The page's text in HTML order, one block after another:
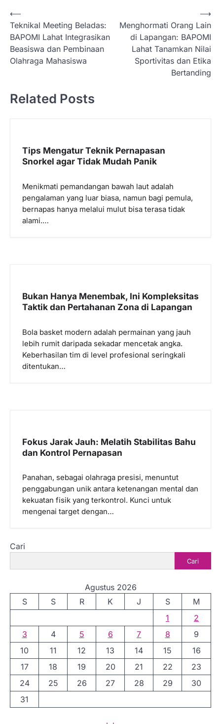
N
a
v
i
a
s
⟵
Teknikal Meeting Beladas:
BAPOMI Lahat Integrasikan
Beasiswa dan Pembinaan
Olahraga Mahasiswa
Menghormati Orang Lain
di Lapangan: BAPOMI
Lahat Tanamkan Nilai
Sportivitas dan Etika
Bertanding
⟶
Related Posts
Tips Mengatur Teknik Pernapasan
Snorkel agar Tidak Mudah Panik
Menikmati pemandangan bawah laut adalah
pengalaman yang luar biasa, namun bagi pemula,
bernapas hanya melalui mulut bisa terasa tidak
alami.…
Bukan Hanya Menembak, Ini Kompleksitas
Taktik dan Pertahanan Zona di Lapangan
Bola basket modern adalah permainan yang jauh
lebih rumit daripada sekadar mencetak angka.
Keberhasilan tim di level profesional seringkali
ditentukan…
Fokus Jarak Jauh: Melatih Stabilitas Bahu
dan Kontrol Pernapasan
Panahan, sebagai olahraga presisi, menuntut
penggabungan unik antara ketenangan mental dan
kekuatan fisik yang terkontrol. Kunci untuk
mengenai target dengan…
Cari
Cari
Agustus 2026
S
S R K J S
M
1
2
3
4 5 6 7 8
9
10
11 12 13 14 15
16
17
18 19 20 21 22
23
24
25 26 27 28 29
30
31